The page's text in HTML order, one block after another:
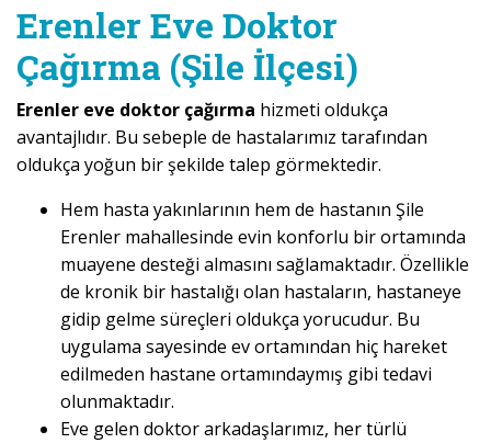
Erenler Eve Doktor
Çağırma (Şile İlçesi)
Erenler eve doktor çağırma hizmeti oldukça
avantajlıdır. Bu sebeple de hastalarımız tarafından
oldukça yoğun bir şekilde talep görmektedir.
Hem hasta yakınlarının hem de hastanın Şile
Erenler mahallesinde evin konforlu bir ortamında
muayene desteği almasını sağlamaktadır. Özellikle
de kronik bir hastalığı olan hastaların, hastaneye
gidip gelme süreçleri oldukça yorucudur. Bu
uygulama sayesinde ev ortamından hiç hareket
edilmeden hastane ortamındaymış gibi tedavi
olunmaktadır.
Eve gelen doktor arkadaşlarımız, her türlü